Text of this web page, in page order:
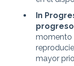
In
momento
mayor